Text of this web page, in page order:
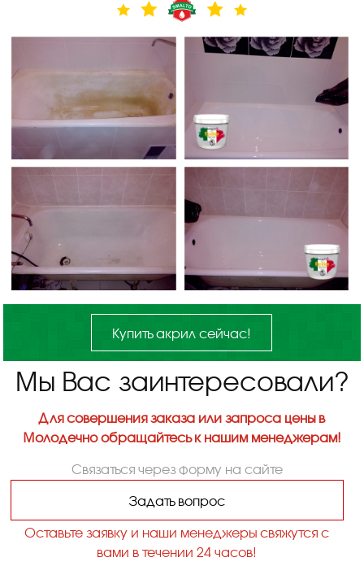
Купить акрил сейчас!
Мы Вас заинтересовали?
Для совершения заказа или запроса цены в
Молодечно обращайтесь к нашим менеджерам!
Связаться через форму на сайте
Задать вопрос
Оставьте заявку и наши менеджеры свяжутся с
вами в течении 24 часов!